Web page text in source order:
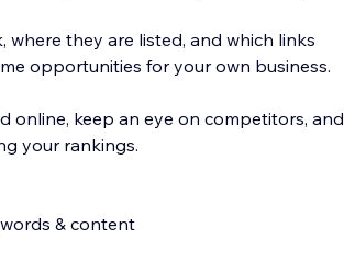
they are listed, and which links
opportunities for your own business.
online, keep an eye on competitors, and
your rankings.
& content